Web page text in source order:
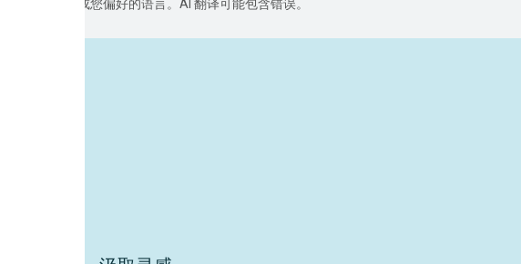
术将内容翻译成您偏好的语言。AI 翻译可能包含错误。